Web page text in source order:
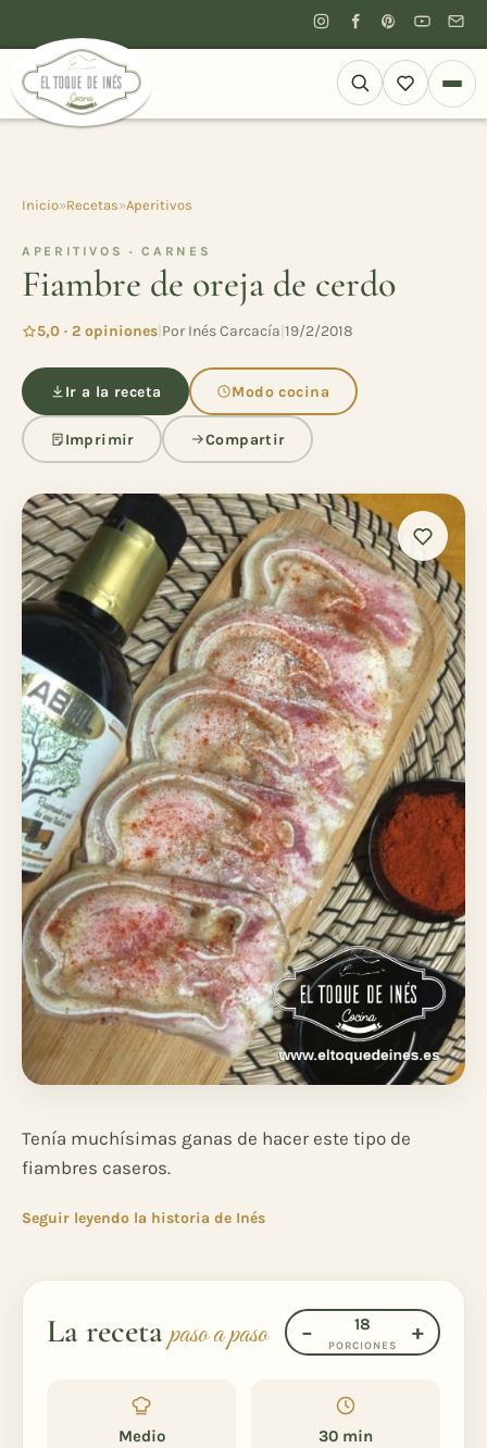
Inicio»Recetas»Aperitivos
APERITIVOS · CARNES
Fiambre de oreja de cerdo
5,0 · 2 opiniones Por Inés Carcacía 19/2/2018
Ir a la receta Modo cocina
Imprimir Compartir
Tenía muchísimas ganas de hacer este tipo de
fiambres caseros.
Seguir leyendo la historia de Inés
La recetapaso a paso − 18
PORCIONES
+
Medio 30 min